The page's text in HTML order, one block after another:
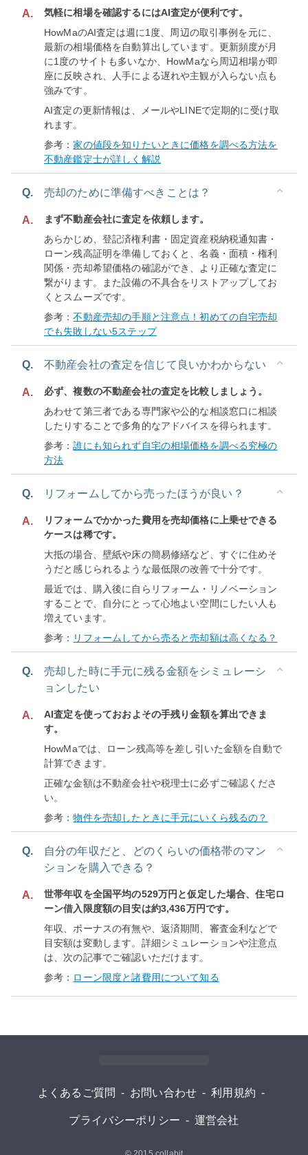
A.
気軽に相場を確認するにはAI査定が便利です。
HowMaのAI査定は週に1度、周辺の取引事例を元に、
最新の相場価格を自動算出しています。更新頻度が月
に1度のサイトも多いなか、HowMaなら周辺相場が即
座に反映され、人手による遅れや主観が入らない点も
強みです。
AI査定の更新情報は、メールやLINEで定期的に受け取
れます。
参考：家の値段を知りたいときに価格を調べる方法を
不動産鑑定士が詳しく解説
Q. 売却のために準備すべきことは？
A.
まず不動産会社に査定を依頼します。
あらかじめ、登記済権利書・固定資産税納税通知書・
ローン残高証明を準備しておくと、名義・面積・権利
関係・売却希望価格の確認ができ、より正確な査定に
繋がります。また設備の不具合をリストアップしてお
くとスムーズです。
参考：不動産売却の手順と注意点！初めての自宅売却
でも失敗しない5ステップ
Q. 不動産会社の査定を信じて良いかわからない
A.
必ず、複数の不動産会社の査定を比較しましょう。
あわせて第三者である専門家や公的な相談窓口に相談
したりすることで多角的なアドバイスを得られます。
参考：誰にも知られず自宅の相場価格を調べる究極の
方法
Q. リフォームしてから売ったほうが良い？
A.
リフォームでかかった費用を売却価格に上乗せできる
ケースは稀です。
大抵の場合、壁紙や床の簡易修繕など、すぐに住めそ
うだと感じられるような最低限の改善で十分です。
最近では、購入後に自らリフォーム・リノベーション
することで、自分にとって心地よい空間にしたい人も
増えています。
参考： リフォームしてから売ると売却額は高くなる？
Q.
売却した時に手元に残る金額をシミュレーシ
ョンしたい
A.
AI査定を使っておおよその手残り金額を算出できま
す。
HowMaでは、ローン残高等を差し引いた金額を自動で
計算できます。
正確な金額は不動産会社や税理士に必ずご確認くださ
い。
参考：物件を売却したときに手元にいくら残るの？
Q.
自分の年収だと、どのくらいの価格帯のマン
ションを購入できる？
A.
世帯年収を全国平均の529万円と仮定した場合、住宅ロ
ーン借入限度額の目安は約3,436万円です。
年収、ボーナスの有無や、返済期間、審査金利などで
目安額は変動します。詳細シミュレーションや注意点
は、次の記事でご確認いただけます。
参考： ローン限度と諸費用について知る
よくあるご質問 - お問い合わせ - 利用規約 -
プライバシーポリシー - 運営会社